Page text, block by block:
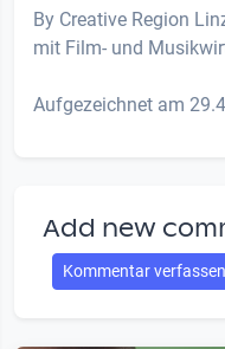
By Creative Region
mit Film- und
Aufgezeichnet am
Add new
Kommentar verfassen